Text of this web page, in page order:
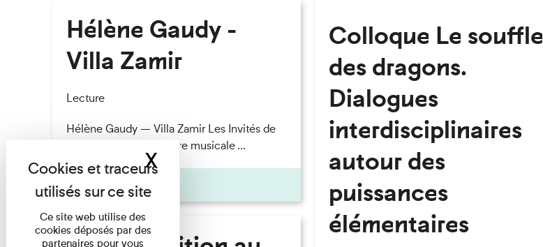
Hélène Gaudy -
Villa Zamir
Lecture
Hélène Gaudy — Villa Zamir Les Invités de
l’Imprimerie n°7 Lecture musicale ...
Pages
Colloque Le souffle
des dragons.
Dialogues
interdisciplinaires
autour des
puissances
élémentaires
Ce site web utilise des
cookies déposés par des
partenaires pour vous
XMasquer le bandeau des cookies